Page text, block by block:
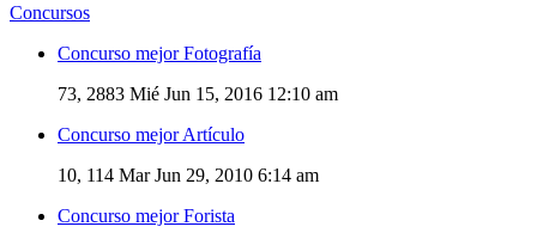
Concursos
Concurso mejor Fotografía
73, 2883 Mié Jun 15, 2016 12:10 am
Concurso mejor Artículo
10, 114 Mar Jun 29, 2010 6:14 am
Concurso mejor Forista